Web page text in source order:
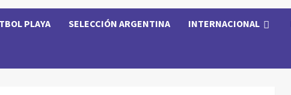
PLAYA SELECCIÓN ARGENTINA INTERNACIONAL